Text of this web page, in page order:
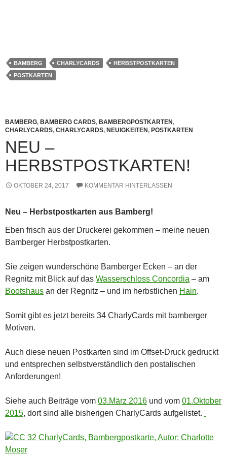
BAMBERG CHARLYCARDS
HERBSTPOSTKARTEN
POSTKARTEN
BAMBERG, BAMBERG CARDS, BAMBERGPOSTKARTEN ,
CHARLYCARDS, CHARLYCARDS, NEUIGKEITEN , POSTKARTEN
NEU –
HERBSTPOSTKARTEN!
OKTOBER 24, 2017 KOMMENTAR HINTERLASSEN
Neu – Herbstpostkarten aus Bamberg!
Eben frisch aus der Druckerei gekommen – meine neuen
Bamberger Herbstpostkarten.
Sie zeigen wunderschöne Bamberger Ecken – an der
Regnitz mit Blick auf das Wasserschloss Concordia – am
Bootshaus an der Regnitz – und im herbstlichen Hain.
Somit gibt es jetzt bereits 34 CharlyCards mit bamberger
Motiven.
Auch diese neuen Postkarten sind im Offset-Druck gedruckt
und entsprechen selbstverständlich den postalischen
Anforderungen!
Siehe auch Beiträge vom 03.März 2016 und vom 01.Oktober
2015, dort sind alle bisherigen CharlyCards aufgelistet.